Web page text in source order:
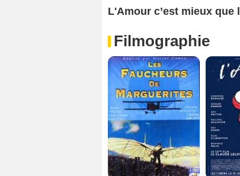
L'Amour c’est mieux que
Filmographie